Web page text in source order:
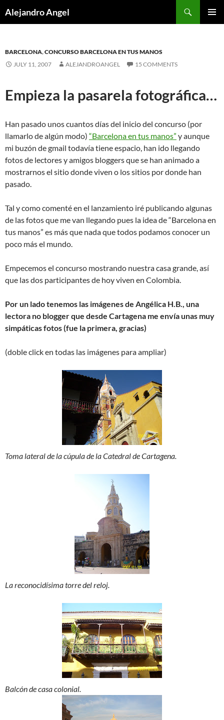
toAlejandro Angel
BARCELONA,CONCURSO BARCELONA EN TUS MANOS
JULY 11, 2007
ALEJANDROANGEL 15 COMMENTS
Empieza la pasarela fotográfica…
Han pasado unos cuantos días del inicio del concurso (por
llamarlo de algún modo) “Barcelona en tus manos” y aunque
mi buzón de gmail todavía tiene espacio, han ido llegando
fotos de lectores y amigos bloggers que se han animado a
mostrarnos el sitio donde viven o los sitios por donde han
pasado.
Tal y como comenté en el lanzamiento iré publicando algunas
de las fotos que me van llegando pues la idea de “Barcelona en
tus manos” es más que nada que todos podamos conocer un
poco más el mundo.
Empecemos el concurso mostrando nuestra casa grande, así
que las dos participantes de hoy viven en Colombia.
Por un lado tenemos las imágenes de Angélica H.B., una
lectora no blogger que desde Cartagena me envía unas muy
simpáticas fotos (fue la primera, gracias)
(doble click en todas las imágenes para ampliar)
Toma lateral de la cúpula de la Catedral de Cartagena.
La reconocidísima torre del reloj.
Balcón de casa colonial.